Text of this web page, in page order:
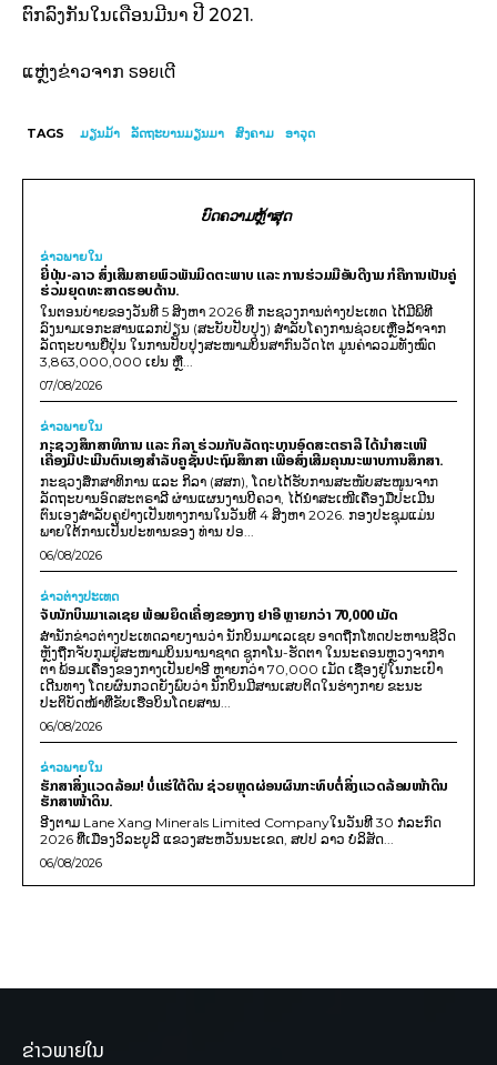
ຕົກລົງກັນໃນເດືອນມີນາ ປີ 2021.
ແຫຼ່ງຂ່າວຈາກ ຣອຍເຕີ
TAGS ມຽນມ້າ ລັດຖະບານມຽນມາ ສົງຄາມ ອາວຸດ
ບົດຄວາມຫຼ້າສຸດ
ຂ່າວພາຍ​ໃນ
ຍີ່ປຸ່ນ-ລາວ ສົ່ງເສີມສາຍພົວພັນມິດຕະພາບ ແລະ ການຮ່ວມມືອັນດີງາມ ກໍຄືການເປັນຄູ່
ຮ່ວມຍຸດທະສາດຮອບດ້ານ.
ໃນຕອນບ່າຍຂອງວັນທີ 5 ສິງຫາ 2026 ທີ່ ກະຊວງການຕ່າງປະເທດ ໄດ້ມີພິທີ
ລົງນາມເອກະສານແລກປ່ຽນ (ສະບັບປັບປຸງ) ສໍາລັບໂຄງການຊ່ວຍເຫຼືອລ້າຈາກ
ລັດຖະບານຍີ່ປຸ່ນ ໃນການປັບປຸງສະໜາມບິນສາກົນວັດໄຕ ມູນຄ່າລວມທັງໝົດ
3,863,000,000 ເຢນ ຫຼື...
07/08/2026
ຂ່າວພາຍ​ໃນ
ກະຊວງສຶກສາທິການ ແລະ ກິລາ ຮ່ວມກັບລັດຖະບານອົດສະຕຣາລີ ໄດ້ນຳສະເໜີ
ເຄື່ອງມືປະເມີນຕົນເອງສຳລັບຄູຊັ້ນປະຖົມສຶກສາ ເພື່ອສົ່ງເສີມຄຸນນະພາບການສຶກສາ.
ກະຊວງສຶກສາທິການ ແລະ ກິລາ (ສສກ), ໂດຍໄດ້ຮັບການສະໜັບສະໜູນຈາກ
ລັດຖະບານອົດສະຕຣາລີ ຜ່ານແຜນງານບີຄວາ, ໄດ້ນຳສະເໜີເຄື່ອງມືປະເມີນ
ຕົນເອງສຳລັບຄູຢ່າງເປັນທາງການໃນວັນທີ 4 ສິງຫາ 2026. ກອງປະຊຸມແມ່ນ
ພາຍໃຕ້ການເປັນປະທານຂອງ ທ່ານ ປອ...
06/08/2026
ຂ່າວຕ່າງປະເທດ
ຈັບນັກບິນມາເລເຊຍ ພ້ອມຍຶດເຄື່ອງຂອງກາງ ຢາອີ ຫຼາຍກວ່າ 70,000 ເມັດ
ສຳນັກຂ່າວຕ່າງປະເທດລາຍງານວ່າ ນັກບິນມາເລເຊຍ ອາດຖືກໂທດປະຫານຊີວິດ
ຫຼັງຖືກຈັບກຸມຢູ່ສະໜາມບິນນານາຊາດ ຊູກາໂນ-ຮັດຕາ ໃນນະຄອນຫຼວງຈາກາ
ຕາ ພ້ອມເຄື່ອງຂອງກາງເປັນຢາອີ ຫຼາຍກວ່າ 70,000 ເມັດ ເຊື່ອງຢູ່ໃນກະເປົາ
ເດີນທາງ ໂດຍຜົນກວດຍັງພົບວ່າ ນັກບິນມີສານເສບຕິດໃນຮ່າງກາຍ ຂະນະ
ປະຕິບັດໜ້າທີ່ຂັບເຮືອບິນໂດຍສານ...
06/08/2026
ຂ່າວພາຍ​ໃນ
ຮັກສາສິ່ງແວດລ້ອມ! ບໍ່ແຮ່ໃຕ້ດິນ ຊ່ວຍຫຼຸດຜ່ອນຜົນກະທົບຕໍ່ສິ່ງແວດລ້ອມໜ້າດິນ
ຮັກສາໜ້າດິນ.
ອີງຕາມ Lane Xang Minerals Limited Companyໃນວັນທີ 30 ກໍລະກົດ
2026 ທີ່ເມືອງວິລະບູລີ ແຂວງສະຫວັນນະເຂດ, ສປປ ລາວ ບໍລິສັດ...
06/08/2026
ຂ່າວພາຍໃນ